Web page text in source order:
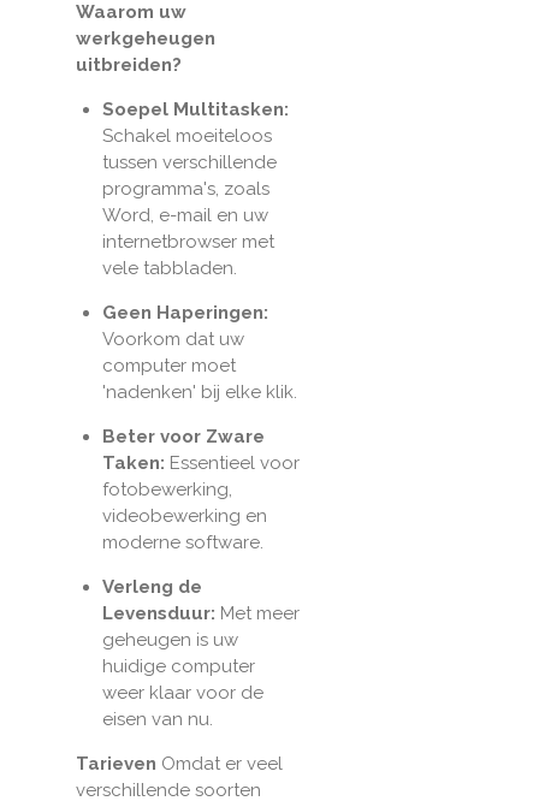
Waarom uw
werkgeheugen
uitbreiden?
Soepel Multitasken:
Schakel moeiteloos
tussen verschillende
programma's, zoals
Word, e-mail en uw
internetbrowser met
vele tabbladen.
Geen Haperingen:
Voorkom dat uw
computer moet
'nadenken' bij elke klik.
Beter voor Zware
Taken: Essentieel voor
fotobewerking,
videobewerking en
moderne software.
Verleng de
Levensduur: Met meer
geheugen is uw
huidige computer
weer klaar voor de
eisen van nu.
Tarieven Omdat er veel
verschillende soorten